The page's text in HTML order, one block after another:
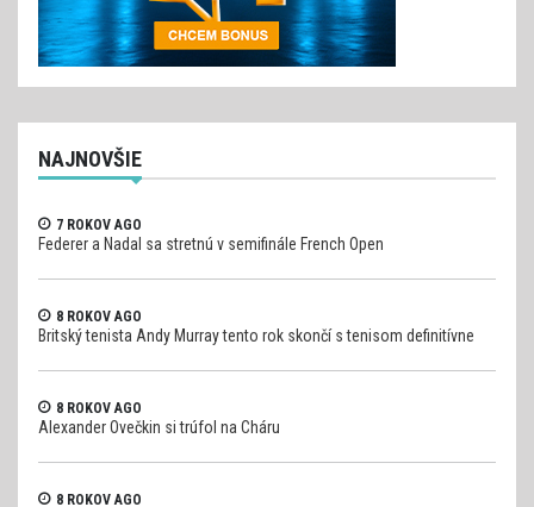
NAJNOVŠIE
7 ROKOV AGO
Federer a Nadal sa stretnú v semifinále French Open
8 ROKOV AGO
Britský tenista Andy Murray tento rok skončí s tenisom definitívne
8 ROKOV AGO
Alexander Ovečkin si trúfol na Cháru
8 ROKOV AGO